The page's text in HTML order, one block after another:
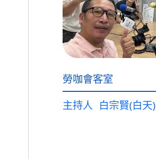
勞咖會客室
主持人 白宗賢(白天)